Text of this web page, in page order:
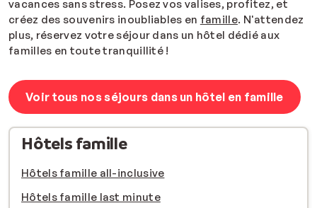
vacances sans stress. Posez vos valises, profitez, et
créez des souvenirs inoubliables en famille. N'attendez
plus, réservez votre séjour dans un hôtel dédié aux
familles en toute tranquillité !
Voir tous nos séjours dans un hôtel en famille
Hôtels famille
Hôtels famille all-inclusive
Hôtels famille last minute